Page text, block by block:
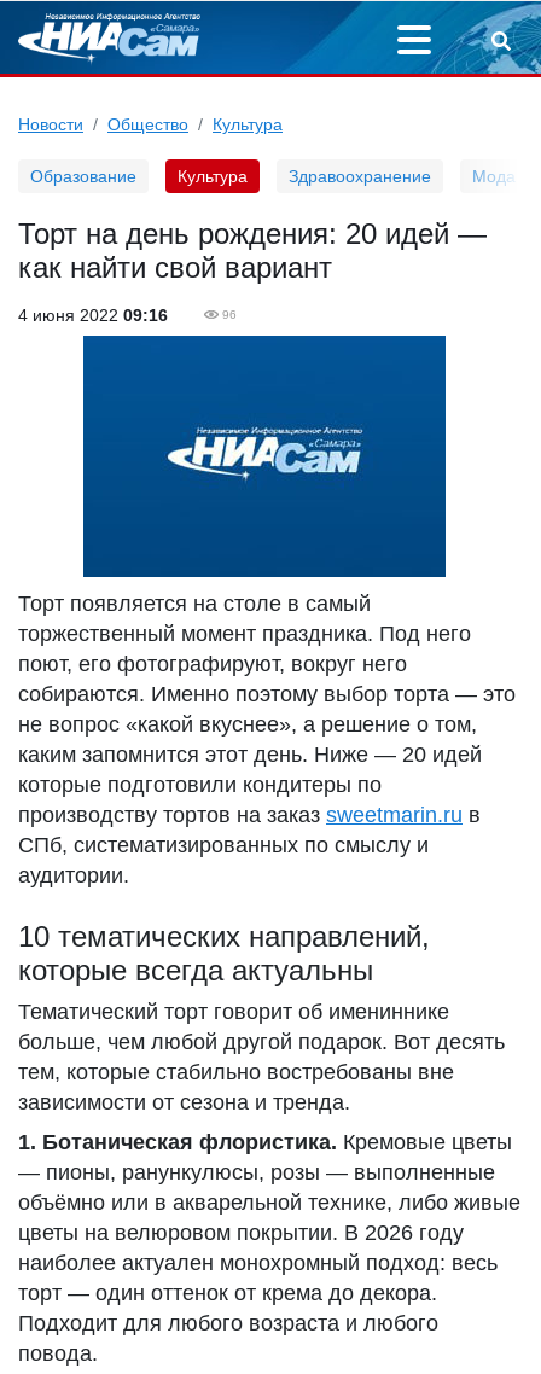
Новости Общество Культура
Образование Культура Здравоохранение Мода
Торт на день рождения: 20 идей —
как найти свой вариант
4 июня 2022 09:16 96
Торт появляется на столе в самый
торжественный момент праздника. Под него
поют, его фотографируют, вокруг него
собираются. Именно поэтому выбор торта — это
не вопрос «какой вкуснее», а решение о том,
каким запомнится этот день. Ниже — 20 идей
которые подготовили кондитеры по
производству тортов на заказ sweetmarin.ru в
СПб, систематизированных по смыслу и
аудитории.
10 тематических направлений,
которые всегда актуальны
Тематический торт говорит об имениннике
больше, чем любой другой подарок. Вот десять
тем, которые стабильно востребованы вне
зависимости от сезона и тренда.
1. Ботаническая флористика. Кремовые цветы
— пионы, ранункулюсы, розы — выполненные
объёмно или в акварельной технике, либо живые
цветы на велюровом покрытии. В 2026 году
наиболее актуален монохромный подход: весь
торт — один оттенок от крема до декора.
Подходит для любого возраста и любого
повода.